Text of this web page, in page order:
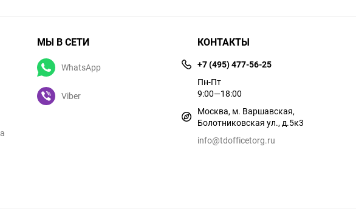
МЫ В СЕТИ
WhatsApp
Viber
КОНТАКТЫ
+7 (495) 477-56-25
Пн-Пт
9:00—18:00
Москва, м. Варшавская,
Болотниковская ул., д.5к3
info@tdofficetorg.ru